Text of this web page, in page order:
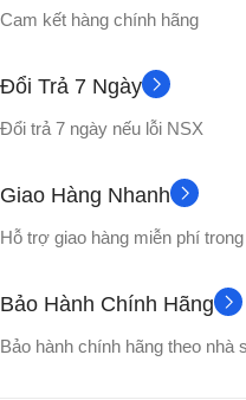
PHỤ KIỆN Không
CHẤT LIỆU
Nhựa PVC cao cấp
VỎ HỘP Hộp màu
Cam kết hàng chính hãng
Đổi Trả 7 Ngày
Đổi trả 7 ngày nếu lỗi NSX
Giao Hàng Nhanh
Hỗ trợ giao hàng miễn phí
Bảo Hành Chính Hãng
Bảo hành chính hãng theo nhà